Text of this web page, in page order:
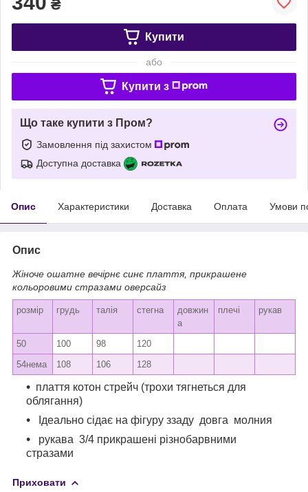
₴
Купити
або
Купити з
Що таке купити з Пром?
Замовлення під захистом
Доступна доставка
Опис Характеристики Доставка Оплата Умови
Опис
Жіноче ошатне вечірнє синє плаття, прикрашене
кольоровими стразами оверсайз
розмір грудь талія стегна
довжин
а
плечі рукав
50 100 98
120
54нема
108 106 128
плаття котон стрейч (трохи тягнеться для
облягання)
Ідеально сідає на фігуру ззаду довга молния
рукава 3/4 прикрашені різнобарвними
стразами
Приховати